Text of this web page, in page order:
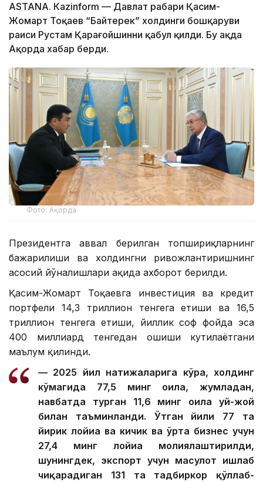
ASTANА. Каzinform — Давлат раҳбари Қасим-
Жомарт Тоқаев “Байтерек” холдинги бошқаруви
раиси Рустам Қарағойшинни қабул қилди. Бу ҳақда
Ақорда хабар берди.
Фото: Ақорда
Президентга аввал берилган топшириқларнинг
бажарилиши ва холдингни ривожлантиришнинг
асосий йўналишлари ҳақида ахборот берилди.
Қасим-Жомарт Тоқаевга инвестиция ва кредит
портфели 14,3 триллион тенгега етиши ва 16,5
триллион тенгега етиши, йиллик соф фойда эса
400 миллиард тенгедан ошиши кутилаётгани
маълум қилинди.
— 2025 йил натижаларига кўра, холдинг
кўмагида 77,5 минг оила, жумладан,
навбатда турган 11,6 минг оила уй-жой
билан таъминланди. Ўтган йили 77 та
йирик лойиҳа ва кичик ва ўрта бизнес учун
27,4 минг лойиҳа молиялаштирилди,
шунингдек, экспорт учун маҳсулот ишлаб
чиқарадиган 131 та тадбиркор қўллаб-